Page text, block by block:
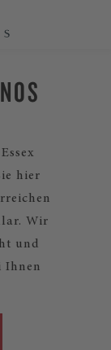
hier
Wir
und
Ihnen